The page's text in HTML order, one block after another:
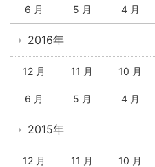
6 月 5 月 4 月
2016年
12 月 11 月 10 月
6 月 5 月 4 月
2015年
12 月 11 月 10 月